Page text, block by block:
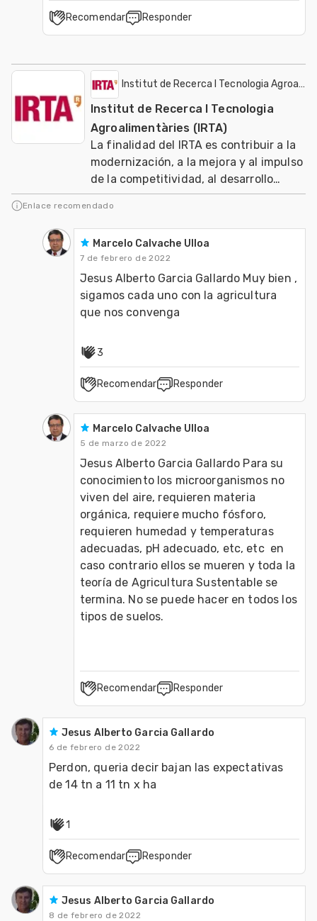
Recomendar Responder
Institut de Recerca I Tecnologia
Institut de Recerca I Tecnologia
Agroalimentàries (IRTA)
La finalidad del IRTA es contribuir a la
modernización, a la mejora y al impulso
de la competitividad, al desarrollo
sostenible de los sectores agrario, ali
Enlace recomendado
Marcelo Calvache Ulloa
7 de febrero de 2022
Jesus Alberto Garcia Gallardo Muy bien ,
sigamos cada uno con la agricultura
que nos convenga
3
Recomendar Responder
Marcelo Calvache Ulloa
5 de marzo de 2022
Jesus Alberto Garcia Gallardo Para su
conocimiento los microorganismos no
viven del aire, requieren materia
orgánica, requiere mucho fósforo,
requieren humedad y temperaturas
adecuadas, pH adecuado, etc, etc  en
caso contrario ellos se mueren y toda la
teoría de Agricultura Sustentable se
termina. No se puede hacer en todos los
tipos de suelos.
Recomendar Responder
Jesus Alberto Garcia Gallardo
6 de febrero de 2022
Perdon, queria decir bajan las expectativas
de 14 tn a 11 tn x ha
1
Recomendar Responder
Jesus Alberto Garcia Gallardo
8 de febrero de 2022